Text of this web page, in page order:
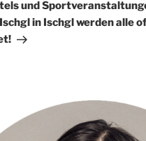
und
in Ischgl werden alle